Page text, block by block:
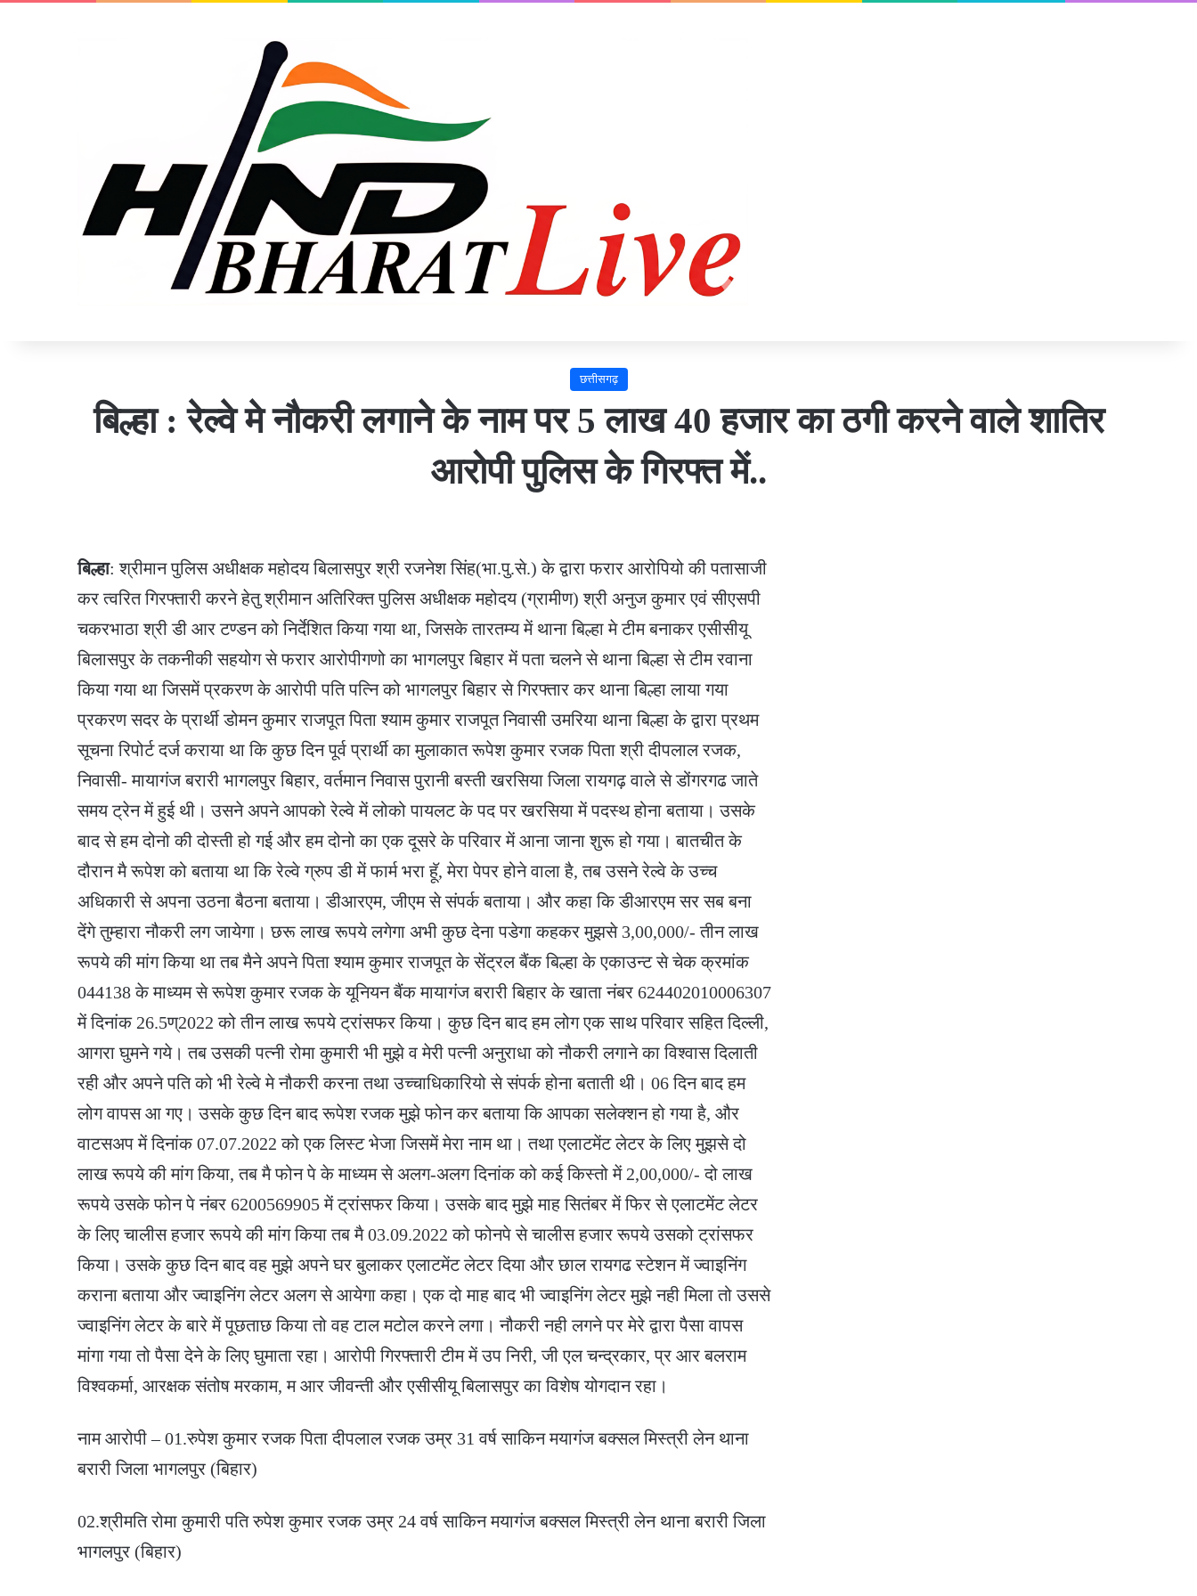
छत्तीसगढ़
बिल्हा : रेल्वे मे नौकरी लगाने के नाम पर 5 लाख 40 हजार का ठगी करने वाले शातिर
आरोपी पुलिस के गिरफ्त में..
बिल्हा: श्रीमान पुलिस अधीक्षक महोदय बिलासपुर श्री रजनेश सिंह(भा.पु.से.) के द्वारा फरार आरोपियो की पतासाजी
कर त्वरित गिरफ्तारी करने हेतु श्रीमान अतिरिक्त पुलिस अधीक्षक महोदय (ग्रामीण) श्री अनुज कुमार एवं सीएसपी
चकरभाठा श्री डी आर टण्डन को निर्देशित किया गया था, जिसके तारतम्य में थाना बिल्हा मे टीम बनाकर एसीसीयू
बिलासपुर के तकनीकी सहयोग से फरार आरोपीगणो का भागलपुर बिहार में पता चलने से थाना बिल्हा से टीम रवाना
किया गया था जिसमें प्रकरण के आरोपी पति पत्नि को भागलपुर बिहार से गिरफ्तार कर थाना बिल्हा लाया गया
प्रकरण सदर के प्रार्थी डोमन कुमार राजपूत पिता श्याम कुमार राजपूत निवासी उमरिया थाना बिल्हा के द्वारा प्रथम
सूचना रिपोर्ट दर्ज कराया था कि कुछ दिन पूर्व प्रार्थी का मुलाकात रूपेश कुमार रजक पिता श्री दीपलाल रजक,
निवासी- मायागंज बरारी भागलपुर बिहार, वर्तमान निवास पुरानी बस्ती खरसिया जिला रायगढ़ वाले से डोंगरगढ जाते
समय ट्रेन में हुई थी। उसने अपने आपको रेल्वे में लोको पायलट के पद पर खरसिया में पदस्थ होना बताया। उसके
बाद से हम दोनो की दोस्ती हो गई और हम दोनो का एक दूसरे के परिवार में आना जाना शुरू हो गया। बातचीत के
दौरान मै रूपेश को बताया था कि रेल्वे ग्रुप डी में फार्म भरा हॅू, मेरा पेपर होने वाला है, तब उसने रेल्वे के उच्च
अधिकारी से अपना उठना बैठना बताया। डीआरएम, जीएम से संपर्क बताया। और कहा कि डीआरएम सर सब बना
देंगे तुम्हारा नौकरी लग जायेगा। छरू लाख रूपये लगेगा अभी कुछ देना पडेगा कहकर मुझसे 3,00,000/- तीन लाख
रूपये की मांग किया था तब मैने अपने पिता श्याम कुमार राजपूत के सेंट्रल बैंक बिल्हा के एकाउन्ट से चेक क्रमांक
044138 के माध्यम से रूपेश कुमार रजक के यूनियन बैंक मायागंज बरारी बिहार के खाता नंबर 624402010006307
में दिनांक 26.5ण्2022 को तीन लाख रूपये ट्रांसफर किया। कुछ दिन बाद हम लोग एक साथ परिवार सहित दिल्ली,
आगरा घुमने गये। तब उसकी पत्नी रोमा कुमारी भी मुझे व मेरी पत्नी अनुराधा को नौकरी लगाने का विश्वास दिलाती
रही और अपने पति को भी रेल्वे मे नौकरी करना तथा उच्चाधिकारियो से संपर्क होना बताती थी। 06 दिन बाद हम
लोग वापस आ गए। उसके कुछ दिन बाद रूपेश रजक मुझे फोन कर बताया कि आपका सलेक्शन हो गया है, और
वाटसअप में दिनांक 07.07.2022 को एक लिस्ट भेजा जिसमें मेरा नाम था। तथा एलाटमेंट लेटर के लिए मुझसे दो
लाख रूपये की मांग किया, तब मै फोन पे के माध्यम से अलग-अलग दिनांक को कई किस्तो में 2,00,000/- दो लाख
रूपये उसके फोन पे नंबर 6200569905 में ट्रांसफर किया। उसके बाद मुझे माह सितंबर में फिर से एलाटमेंट लेटर
के लिए चालीस हजार रूपये की मांग किया तब मै 03.09.2022 को फोनपे से चालीस हजार रूपये उसको ट्रांसफर
किया। उसके कुछ दिन बाद वह मुझे अपने घर बुलाकर एलाटमेंट लेटर दिया और छाल रायगढ स्टेशन में ज्वाइनिंग
कराना बताया और ज्वाइनिंग लेटर अलग से आयेगा कहा। एक दो माह बाद भी ज्वाइनिंग लेटर मुझे नही मिला तो उससे
ज्वाइनिंग लेटर के बारे में पूछताछ किया तो वह टाल मटोल करने लगा। नौकरी नही लगने पर मेरे द्वारा पैसा वापस
मांगा गया तो पैसा देने के लिए घुमाता रहा। आरोपी गिरफ्तारी टीम में उप निरी, जी एल चन्द्रकार, प्र आर बलराम
विश्वकर्मा, आरक्षक संतोष मरकाम, म आर जीवन्ती और एसीसीयू बिलासपुर का विशेष योगदान रहा।
नाम आरोपी – 01.रुपेश कुमार रजक पिता दीपलाल रजक उम्र 31 वर्ष साकिन मयागंज बक्सल मिस्त्री लेन थाना
बरारी जिला भागलपुर (बिहार)
02.श्रीमति रोमा कुमारी पति रुपेश कुमार रजक उम्र 24 वर्ष साकिन मयागंज बक्सल मिस्त्री लेन थाना बरारी जिला
भागलपुर (बिहार)